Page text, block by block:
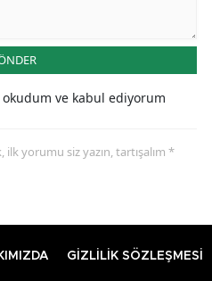
okudum ve kabul ediyorum
yorumu siz yazın, tartışalım *
GİZLİLİK SÖZLEŞMESİ